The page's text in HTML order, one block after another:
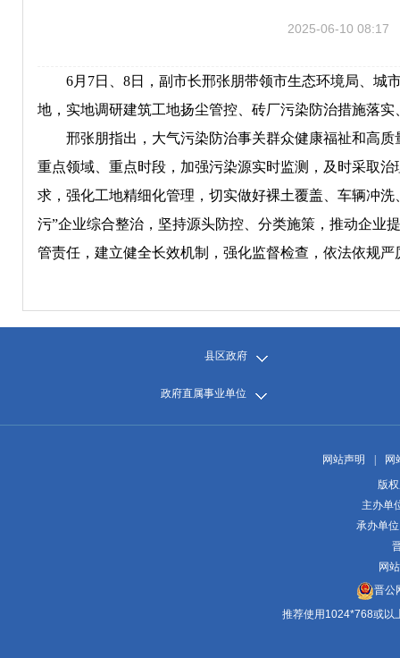
2025-06-10 08:17
6月7日、8日，副市长邢张朋带领市生态环境局、城
地，实地调研建筑工地扬尘管控、砖厂污染防治措施落
邢张朋指出，大气污染防治事关群众健康福祉和高
重点领域、重点时段，加强污染源实时监测，及时采取
求，强化工地精细化管理，切实做好裸土覆盖、车辆冲
污”企业综合整治，坚持源头防控、分类施策，推动企业
管责任，建立健全长效机制，强化监督检查，依法依规
县区政府
政府直属事业单位
网站声明 |
网
版
主办单
承办单
网
晋公
推荐使用1024*768或以